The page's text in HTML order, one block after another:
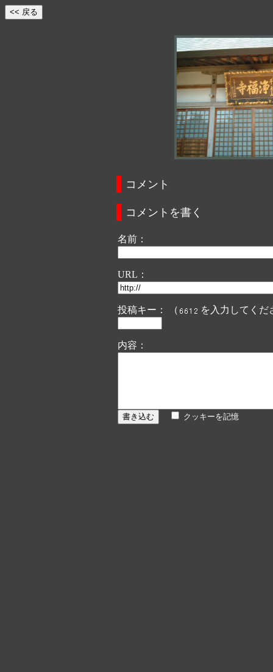
コメント
コメントを書く
名前：
URL：
投稿キー： （ を入力してくだ
内容：
クッキーを記憶